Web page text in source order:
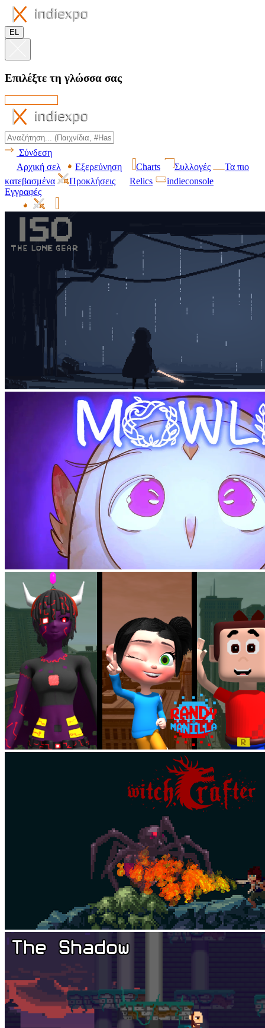
EL
Επιλέξτε τη γλώσσα σας
Σύνδεση
Αρχική σελ
Εξερεύνηση Charts Συλλογές
Τα πιο
κατεβασμένα
Προκλήσεις Relics
indieconsole
Εγγραφές